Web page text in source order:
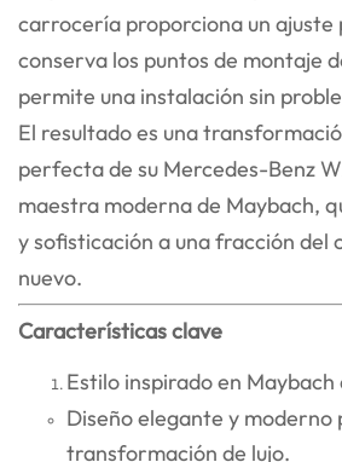
carrocería proporciona un
conserva los puntos de montaje
permite una instalación sin
El resultado es una
perfecta de su Mercedes-Benz
maestra moderna de Maybach,
y sofisticación a una fracción del
nuevo.
Características clave
Estilo inspirado en Maybach
Diseño elegante y moderno
transformación de lujo.